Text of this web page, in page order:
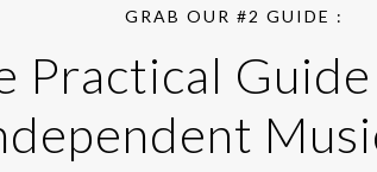
GRAB OUR #2 GUIDE :
Practical